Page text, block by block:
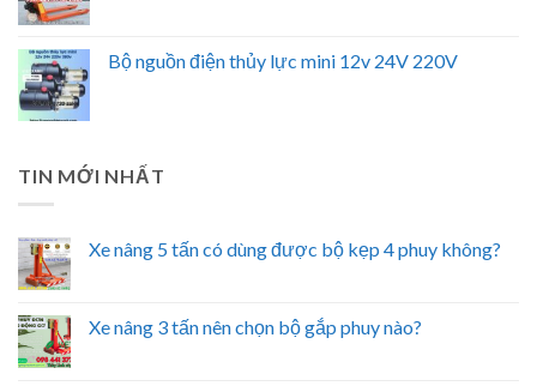
Bộ nguồn điện thủy lực mini 12v 24V 220V
TIN MỚI NHẤT
Xe nâng 5 tấn có dùng được bộ kẹp 4 phuy không?
Xe nâng 3 tấn nên chọn bộ gắp phuy nào?